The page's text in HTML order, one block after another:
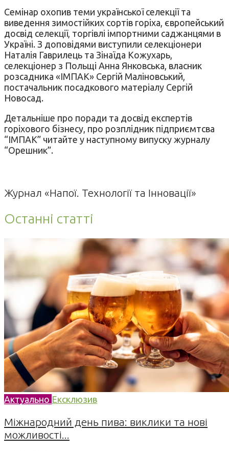
Семінар охопив теми української селекції та
виведення зимостійких сортів горіха, європейський
досвід селекції, торгівлі імпортними саджанцями в
Україні. З доповідями виступили селекціонери
Наталія Гаврилець та Зінаїда Кожухарь,
селекціонер з Польщі Анна Янковська, власник
розсадника «ІМПАК» Сергій Маліновський,
постачальник посадкового матеріалу Сергій
Новосад.
Детальніше про поради та досвід експертів
горіхового бізнесу, про розплідник підприємтсва
“ІМПАК” читайте у наступному випуску журналу
“Орешник”.
Журнал «Напої. Технології та Інновації»
Останні статті
Актуально Ексклюзив
Міжнародний день пива: виклики та нові
можливості...